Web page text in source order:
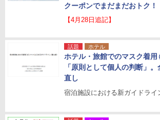
クーポンでまだまだおトク！
【4月28日追記】
話題 ホテル
ホテル・旅館でのマスク着用
「原則として個人の判断」
直し
宿泊施設における新ガイドライ